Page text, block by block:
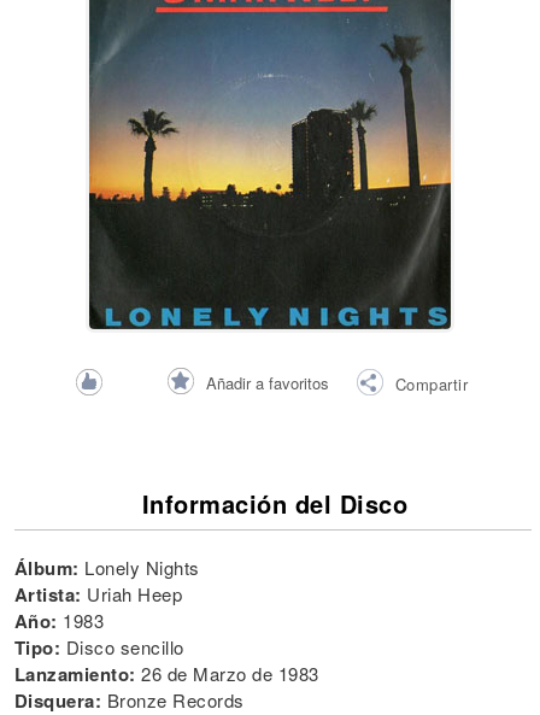
Añadir a favoritos Compartir
Información del Disco
Álbum: Lonely Nights
Artista: Uriah Heep
Año: 1983
Tipo: Disco sencillo
Lanzamiento: 26 de Marzo de 1983
Disquera: Bronze Records